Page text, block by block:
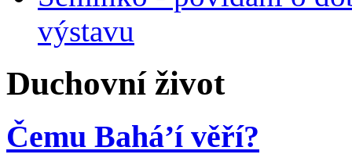
výstavu
Duchovní život
Čemu Bahá’í věří?